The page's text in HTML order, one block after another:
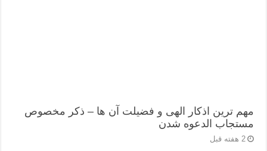
مهم ترین اذکار الهی و فضیلت آن ها – ذکر مخصوص
مستجاب الدعوه شدن
2 هفته قبل